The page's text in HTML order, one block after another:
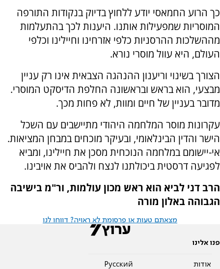
כך הרוע החמאסי יודע ללחוץ בדיוק בנקודות התורפה
המוסריות שמפעילות אותנו. היענות לכך בהתעלמות
מההשלכות ההרסניות כלפי אזרחינו וחיילינו וכלפי
העולם, היא עוול מוסרי נורא.
הצורך בשינוי וריענון ההנהגה הצבאית אינו רק עניין
מבצעי, הוא בראש ובראשונה החלפת הדיסקט המוסרי.
מדובר בעניין של חיים ומוות, לא פחות מכך.
עקרונות מוסר המלחמה היהודי מתיישבים עם השכל
הישר והדין הבינלאומי, ובעיקר מוכחים במבחן המציאות.
אי-יישומם במלחמה הנוכחית מסכן את חיילינו, ומביא
לפגיעה דרסטית ביכולתנו לנצח ולהביס את אויבינו.
הרב דני לביא הוא ראש מכון עולמות, ור"מ בישיבה
הגבוהה באלון מורה
מצאתם טעות או פרסומת לא ראויה? דווחו לנו
פנו אלינו
אודות
Pусский